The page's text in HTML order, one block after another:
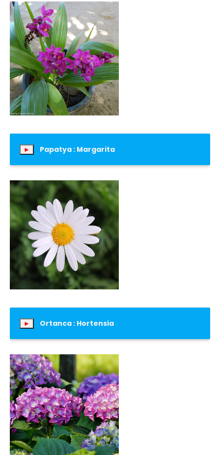
► Papatya : Margarita
► Ortanca : Hortensia